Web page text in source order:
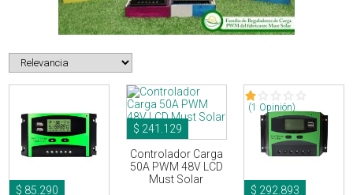
$ 85.290
$ 241.129
Controlador Carga
50A PWM 48V LCD
Must Solar
(1 Opinión)
$ 292.893